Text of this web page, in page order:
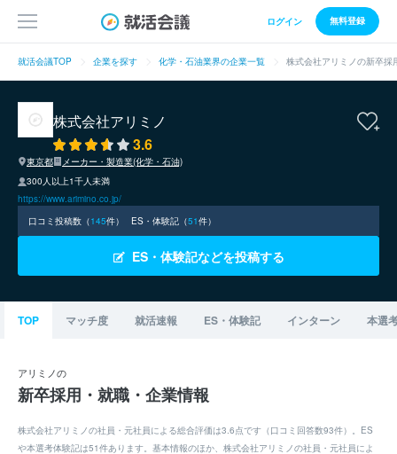
ログイン 無料登録
就活会議TOP 企業を探す 化学・石油業界の企業一覧 株式会社アリミノの新卒採
株式会社アリミノ
3.6
東京都
メーカー・製造業(化学・石油)
300人以上1千人未満
https://www.arimino.co.jp/
口コミ投稿数（145件） ES・体験記（51件）
ES・体験記などを投稿する
TOP マッチ度 就活速報 ES・体験記 インターン 本選
アリミノの
新卒採用・就職・企業情報
株式会社アリミノの社員・元社員による総合評価は3.6点です（口コミ回答数93件）。ES
や本選考体験記は51件あります。基本情報のほか、株式会社アリミノの社員・元社員によ